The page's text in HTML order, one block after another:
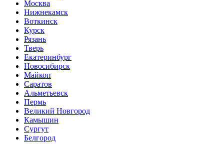
Москва
Нижнекамск
Воткинск
Курск
Рязань
Тверь
Екатеринбург
Новосибирск
Майкоп
Саратов
Альметьевск
Пермь
Великий Новгород
Камышин
Сургут
Белгород